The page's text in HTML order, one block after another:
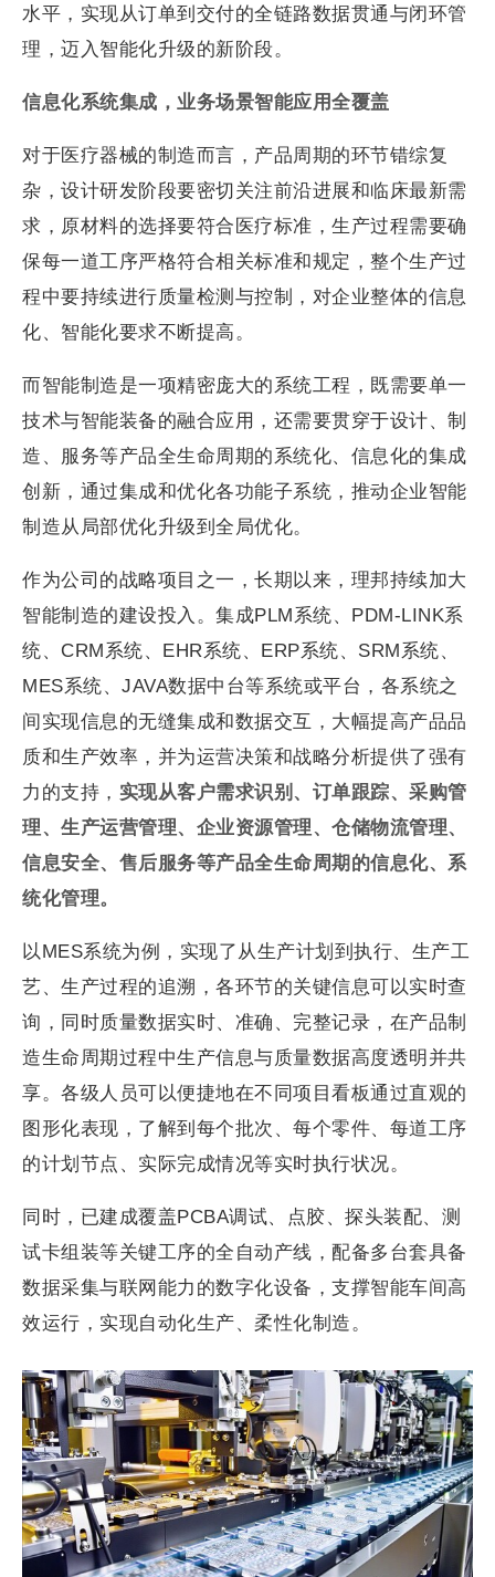
水平，实现从订单到交付的全链路数据贯通与闭环管
理，迈入智能化升级的新阶段。
信息化系统集成，业务场景智能应用全覆盖
对于医疗器械的制造而言，产品周期的环节错综复
杂，设计研发阶段要密切关注前沿进展和临床最新需
求，原材料的选择要符合医疗标准，生产过程需要确
保每一道工序严格符合相关标准和规定，整个生产过
程中要持续进行质量检测与控制，对企业整体的信息
化、智能化要求不断提高。
而智能制造是一项精密庞大的系统工程，既需要单一
技术与智能装备的融合应用，还需要贯穿于设计、制
造、服务等产品全生命周期的系统化、信息化的集成
创新，通过集成和优化各功能子系统，推动企业智能
制造从局部优化升级到全局优化。
作为公司的战略项目之一，长期以来，理邦持续加大
智能制造的建设投入。集成PLM系统、PDM-LINK系
统、CRM系统、EHR系统、ERP系统、SRM系统、
MES系统、JAVA数据中台等系统或平台，各系统之
间实现信息的无缝集成和数据交互，大幅提高产品品
质和生产效率，并为运营决策和战略分析提供了强有
力的支持， 实现从客户需求识别、订单跟踪、采购管
理、生产运营管理、企业资源管理、仓储物流管理、
信息安全、售后服务等产品全生命周期的信息化、系
统化管理。
以MES系统为例，实现了从生产计划到执行、生产工
艺、生产过程的追溯，各环节的关键信息可以实时查
询，同时质量数据实时、准确、完整记录，在产品制
造生命周期过程中生产信息与质量数据高度透明并共
享。各级人员可以便捷地在不同项目看板通过直观的
图形化表现，了解到每个批次、每个零件、每道工序
的计划节点、实际完成情况等实时执行状况。
同时，已建成覆盖PCBA调试、点胶、探头装配、测
试卡组装等关键工序的全自动产线，配备多台套具备
数据采集与联网能力的数字化设备，支撑智能车间高
效运行，实现自动化生产、柔性化制造。